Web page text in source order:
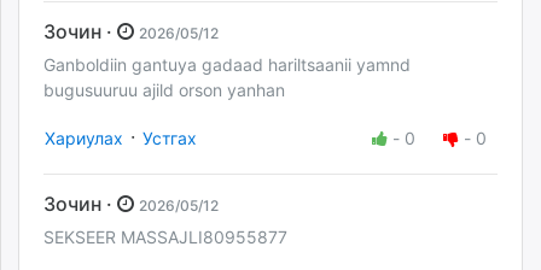
Зочин · 2026/05/12
Ganboldiin gantuya gadaad hariltsaanii yamnd
bugusuuruu ajild orson yanhan
Хариулах · Устгах - 0 - 0
Зочин · 2026/05/12
SEKSEER MASSAJLI80955877